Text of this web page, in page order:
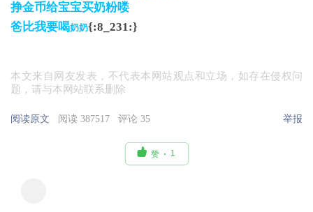
挣金币给宝宝买奶粉喽
爸比我要喝奶奶{:8_231:}
本文来自网友发表，不代表本网站观点和立场，如存在侵权问
题，请与本网站联系删除
阅读原文 阅读 387517 评论 35 举报
 赞 1